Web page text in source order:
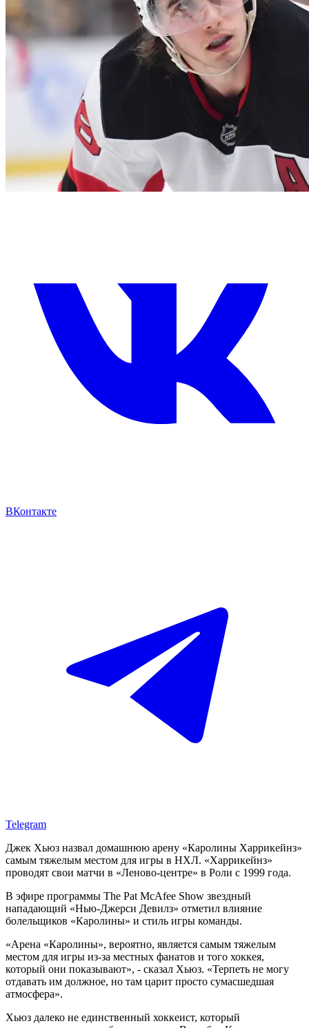
ВКонтакте
Telegram
Джек Хьюз назвал домашнюю арену «Каролины Харрикейнз»
самым тяжелым местом для игры в НХЛ. «Харрикейнз»
проводят свои матчи в «Леново-центре» в Роли с 1999 года.
В эфире программы The Pat McAfee Show звездный
нападающий «Нью-Джерси Девилз» отметил влияние
болельщиков «Каролины» и стиль игры команды.
«Арена «Каролины», вероятно, является самым тяжелым
местом для игры из-за местных фанатов и того хоккея,
который они показывают», - сказал Хьюз. «Терпеть не могу
отдавать им должное, но там царит просто сумасшедшая
атмосфера».
Хьюз далеко не единственный хоккеист, который